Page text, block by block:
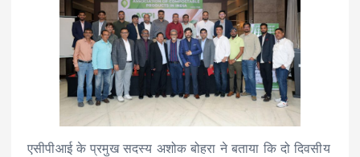
एसीपीआई के प्रमुख सदस्य अशोक बोहरा ने बताया कि दो दिवसीय